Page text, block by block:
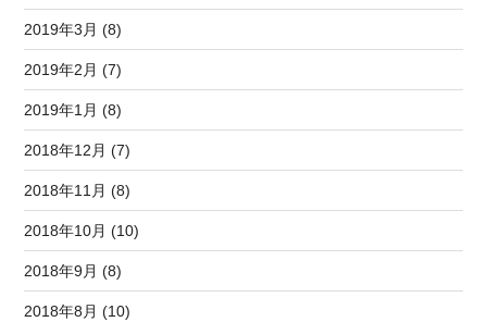
2019年3月 (8)
2019年2月 (7)
2019年1月 (8)
2018年12月 (7)
2018年11月 (8)
2018年10月 (10)
2018年9月 (8)
2018年8月 (10)